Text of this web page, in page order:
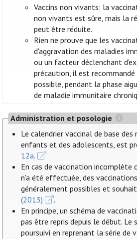
Vaccins non vivants: la
non vivants est sûre, mais la
peut être réduite.
Rien ne prouve que les
d'aggravation des maladies
ou un facteur déclenchant
précaution, il est recommandé
possible, pendant la phase
de maladie immunitaire
Administration et posologie
Le calendrier vaccinal de base des
enfants et des adolescents, est
12a.
En cas de vaccination incomplète
n’a été effectuée, des
généralement possibles et
(2013)
.
En principe, un schéma de
pas être repris depuis le début. Le
poursuivi en reprenant la série de